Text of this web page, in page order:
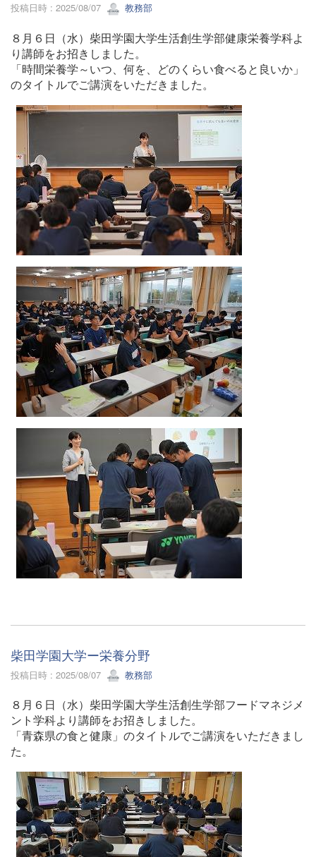
投稿日時 : 2025/08/07 教務部
８月６日（水）柴田学園大学生活創生学部健康栄養学科よ
り講師をお招きしました。
「時間栄養学～いつ、何を、どのくらい食べると良いか」
のタイトルでご講演をいただきました。
柴田学園大学ー栄養分野
投稿日時 : 2025/08/07 教務部
８月６日（水）柴田学園大学生活創生学部フードマネジメ
ント学科より講師をお招きしました。
「青森県の食と健康 」のタイトルでご講演をいただきまし
た。